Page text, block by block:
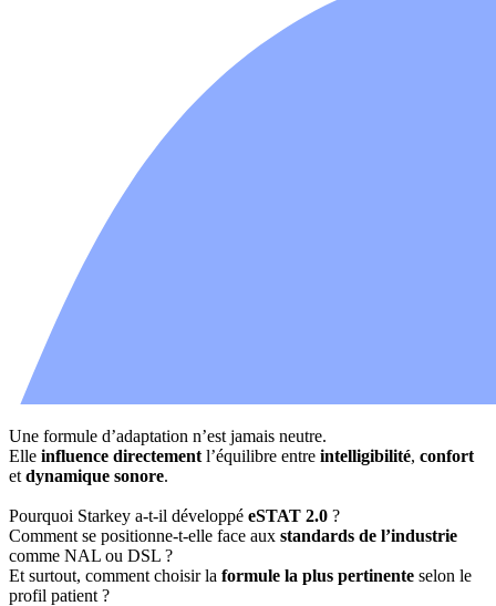
Une formule d’adaptation n’est jamais neutre.
Elle influence directement l’équilibre entre intelligibilité, confort
et dynamique sonore.
Pourquoi Starkey a-t-il développé eSTAT 2.0 ?
Comment se positionne-t-elle face aux standards de l’industrie
comme NAL ou DSL ?
Et surtout, comment choisir la formule la plus pertinente selon le
profil patient ?